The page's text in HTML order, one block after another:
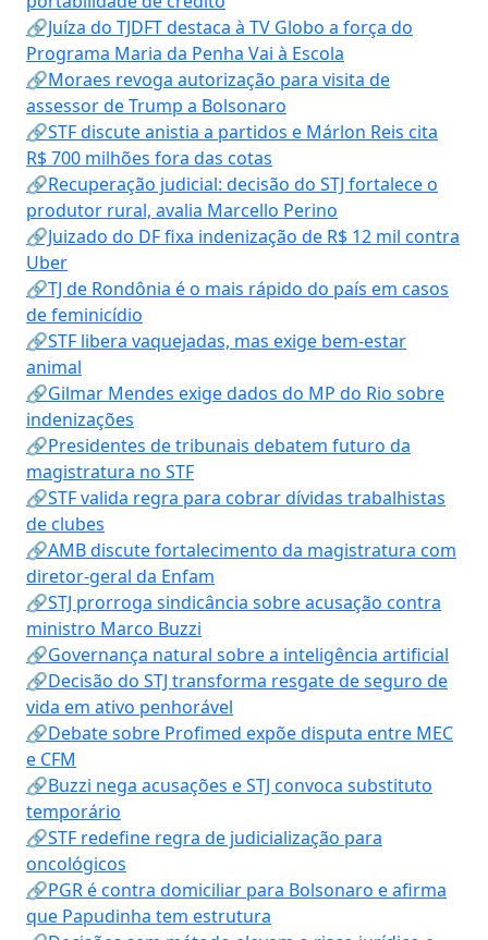
🔗Juíza do TJDFT destaca à TV Globo a força do
Programa Maria da Penha Vai à Escola
🔗Moraes revoga autorização para visita de
assessor de Trump a Bolsonaro
🔗STF discute anistia a partidos e Márlon Reis cita
R$ 700 milhões fora das cotas
🔗Recuperação judicial: decisão do STJ fortalece o
produtor rural, avalia Marcello Perino
🔗Juizado do DF fixa indenização de R$ 12 mil contra
Uber
🔗TJ de Rondônia é o mais rápido do país em casos
de feminicídio
🔗STF libera vaquejadas, mas exige bem-estar
animal
🔗Gilmar Mendes exige dados do MP do Rio sobre
indenizações
🔗Presidentes de tribunais debatem futuro da
magistratura no STF
🔗STF valida regra para cobrar dívidas trabalhistas
de clubes
🔗AMB discute fortalecimento da magistratura com
diretor-geral da Enfam
🔗STJ prorroga sindicância sobre acusação contra
ministro Marco Buzzi
🔗Governança natural sobre a inteligência artificial
🔗Decisão do STJ transforma resgate de seguro de
vida em ativo penhorável
🔗Debate sobre Profimed expõe disputa entre MEC
e CFM
🔗Buzzi nega acusações e STJ convoca substituto
temporário
🔗STF redefine regra de judicialização para
oncológicos
🔗PGR é contra domiciliar para Bolsonaro e afirma
que Papudinha tem estrutura